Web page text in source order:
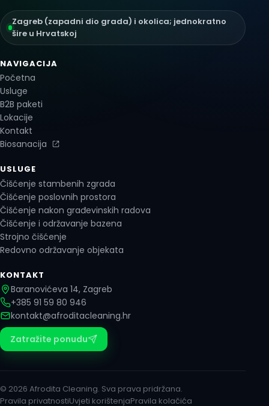
Zagreb (zapadni dio grada) i okolica; jednokratno
šire u Hrvatskoj
NAVIGACIJA
Početna
Usluge
B2B paketi
Lokacije
Kontakt
Biosanacija
USLUGE
Čišćenje stambenih zgrada
Čišćenje poslovnih prostora
Čišćenje nakon građevinskih radova
Čišćenje i održavanje bazena
Strojno čišćenje
Redovno održavanje objekata
KONTAKT
Baranovićeva 14, Zagreb
+385 91 59 80 946
kontakt@afroditacleaning.hr
Zatražite ponudu
© 2026 Afrodita Cleaning. Sva prava pridržana.
Pravila privatnostiUvjeti korištenjaPravila kolačića